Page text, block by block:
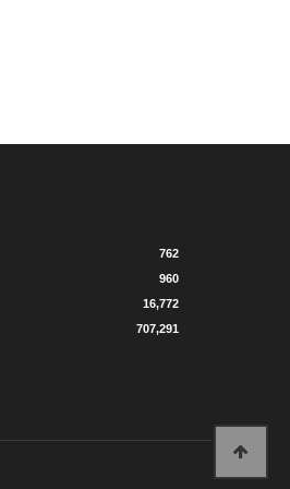
762
960
16,772
707,291